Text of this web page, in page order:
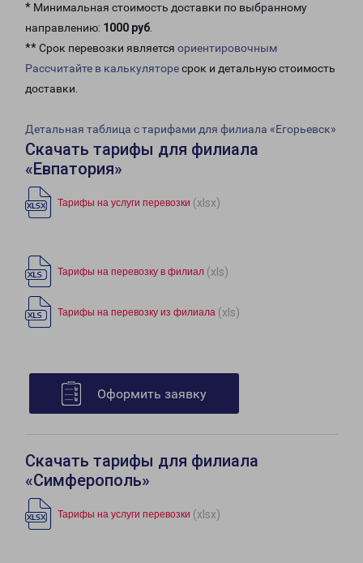
* Минимальная стоимость доставки по выбранному
направлению: 1000 руб.
** Срок перевозки является ориентировочным
Рассчитайте в калькуляторесрок и детальную стоимость
доставки.
Детальная таблица с тарифами для филиала «Егорьевск»
Скачать тарифы для филиала
«Евпатория»
Тарифы на услуги перевозки (xlsx)
Тарифы на перевозку в филиал (xls)
Тарифы на перевозку из филиала (xls)
Оформить заявку
Скачать тарифы для филиала
«Симферополь»
Тарифы на услуги перевозки (xlsx)